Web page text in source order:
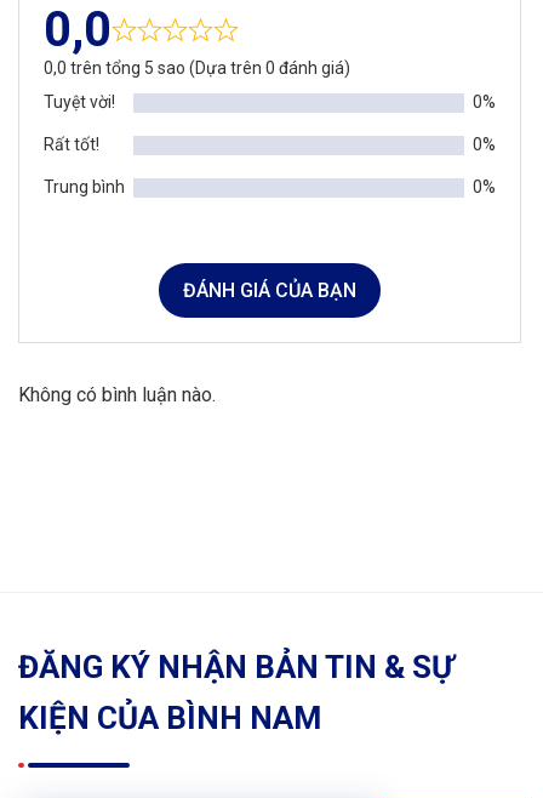
0,0
0,0 trên tổng 5 sao (Dựa trên 0 đánh giá)
Tuyệt vời!
0%
Rất tốt! 0%
Trung bình 0%
ĐÁNH GIÁ CỦA BẠN
Không có bình luận nào.
ĐĂNG KÝ NHẬN BẢN TIN & SỰ
KIỆN CỦA BÌNH NAM